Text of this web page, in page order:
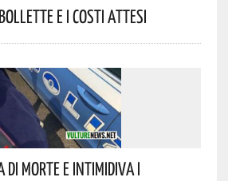
E I Costi Attesi
Di Morte E Intimidiva I